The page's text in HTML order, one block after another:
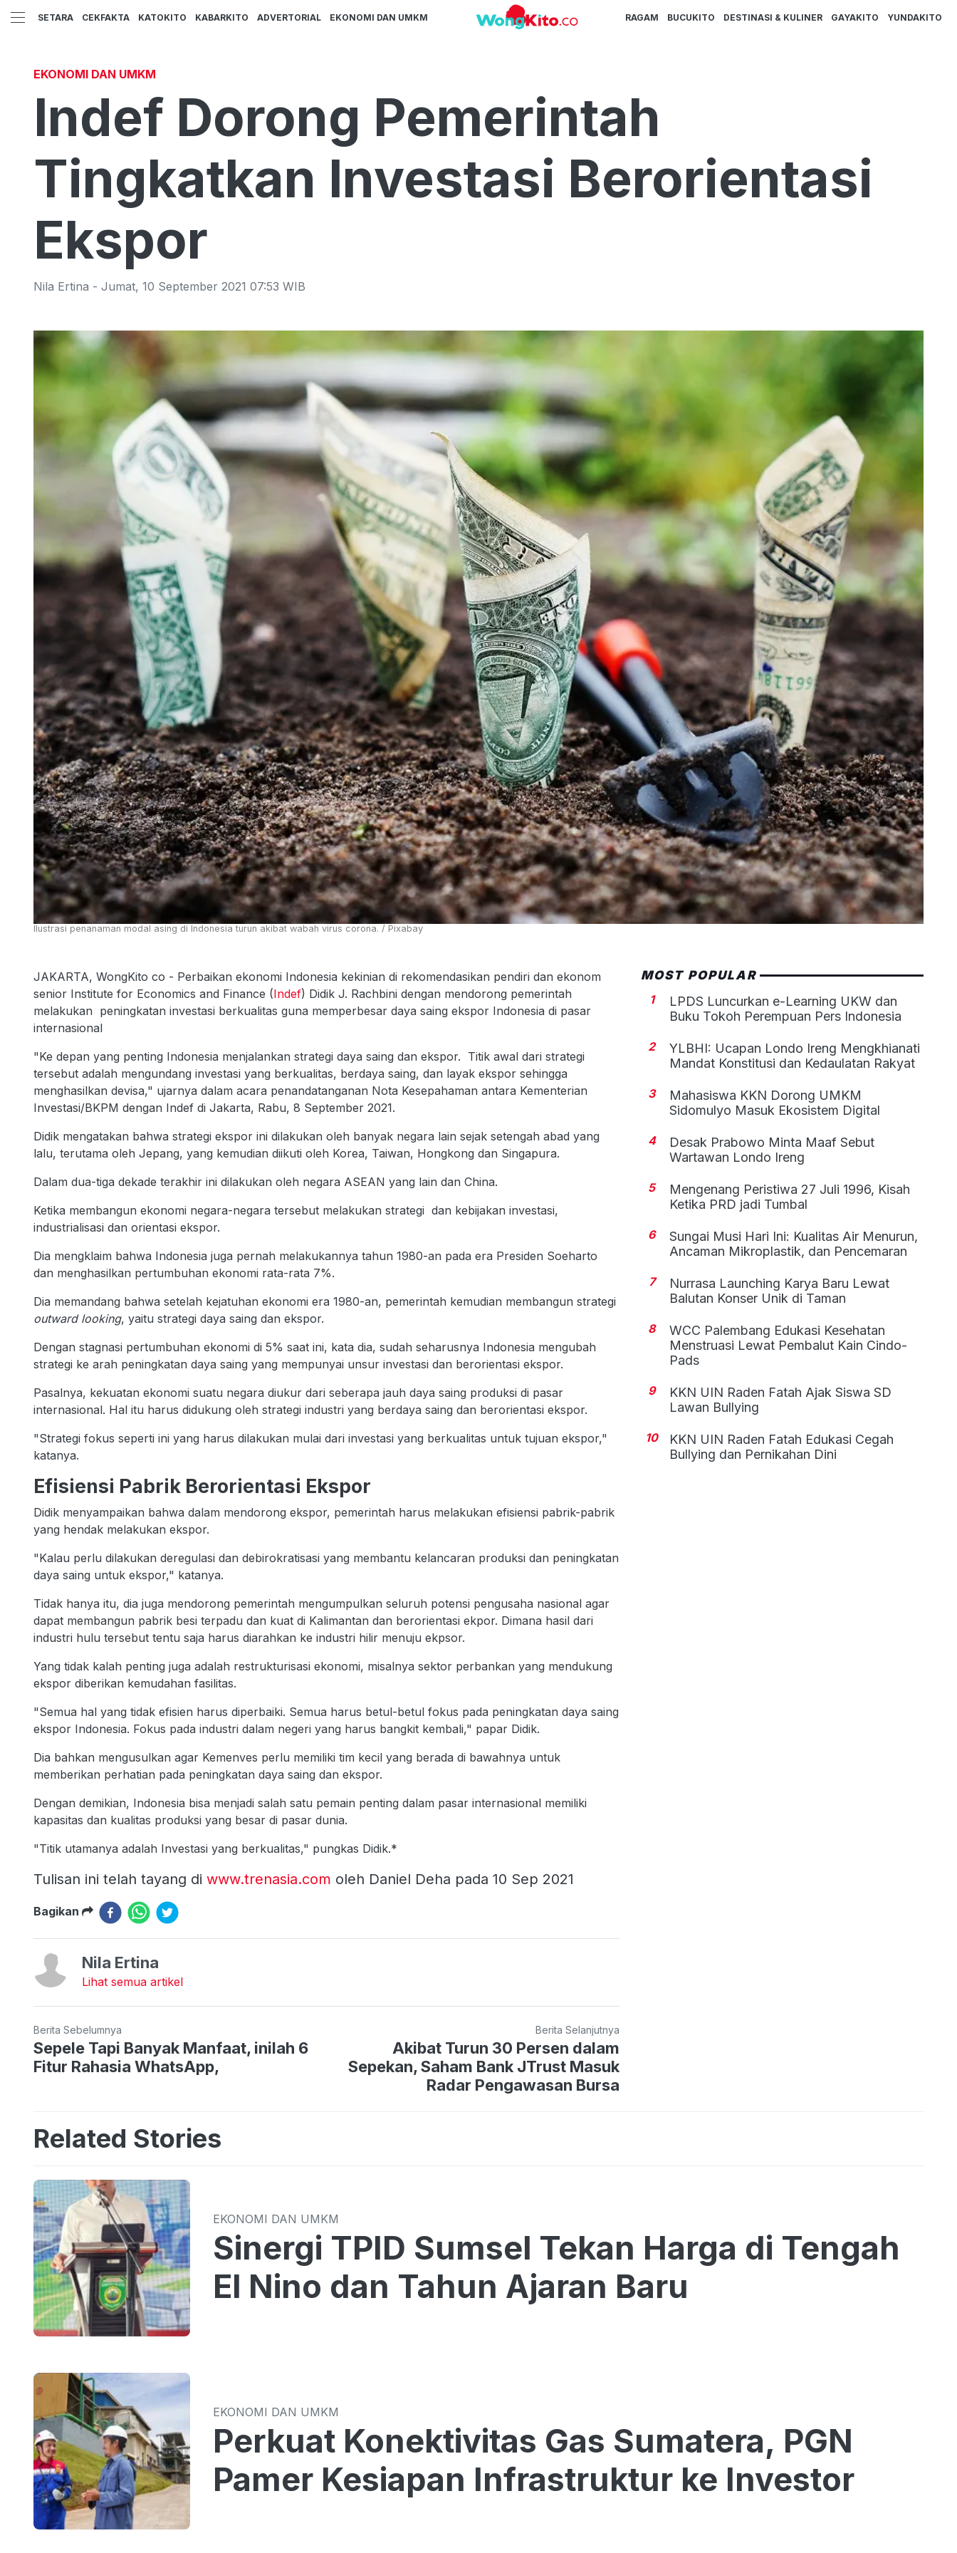
SETARA CEKFAKTA KATOKITO KABARKITO ADVERTORIAL EKONOMI DAN UMKM RAGAM BUCUKITO DESTINASI & KULINER GAYAKITO YUNDAKITO
EKONOMI DAN UMKM
Indef Dorong Pemerintah
Tingkatkan Investasi Berorientasi
Ekspor
Nila Ertina - Jumat, 10 September 2021 07:53 WIB
Ilustrasi penanaman modal asing di Indonesia turun akibat wabah virus corona. / Pixabay
JAKARTA, WongKito co - Perbaikan ekonomi Indonesia kekinian di rekomendasikan pendiri dan ekonom
senior Institute for Economics and Finance (Indef) Didik J. Rachbini dengan mendorong pemerintah
melakukan peningkatan investasi berkualitas guna memperbesar daya saing ekspor Indonesia di pasar
internasional
"Ke depan yang penting Indonesia menjalankan strategi daya saing dan ekspor. Titik awal dari strategi
tersebut adalah mengundang investasi yang berkualitas, berdaya saing, dan layak ekspor sehingga
menghasilkan devisa," ujarnya dalam acara penandatanganan Nota Kesepahaman antara Kementerian
Investasi/BKPM dengan Indef di Jakarta, Rabu, 8 September 2021.
Didik mengatakan bahwa strategi ekspor ini dilakukan oleh banyak negara lain sejak setengah abad yang
lalu, terutama oleh Jepang, yang kemudian diikuti oleh Korea, Taiwan, Hongkong dan Singapura.
Dalam dua-tiga dekade terakhir ini dilakukan oleh negara ASEAN yang lain dan China.
Ketika membangun ekonomi negara-negara tersebut melakukan strategi dan kebijakan investasi,
industrialisasi dan orientasi ekspor.
Dia mengklaim bahwa Indonesia juga pernah melakukannya tahun 1980-an pada era Presiden Soeharto
dan menghasilkan pertumbuhan ekonomi rata-rata 7%.
Dia memandang bahwa setelah kejatuhan ekonomi era 1980-an, pemerintah kemudian membangun strategi
outward looking, yaitu strategi daya saing dan ekspor.
Dengan stagnasi pertumbuhan ekonomi di 5% saat ini, kata dia, sudah seharusnya Indonesia mengubah
strategi ke arah peningkatan daya saing yang mempunyai unsur investasi dan berorientasi ekspor.
Pasalnya, kekuatan ekonomi suatu negara diukur dari seberapa jauh daya saing produksi di pasar
internasional. Hal itu harus didukung oleh strategi industri yang berdaya saing dan berorientasi ekspor.
"Strategi fokus seperti ini yang harus dilakukan mulai dari investasi yang berkualitas untuk tujuan ekspor,"
katanya.
Efisiensi Pabrik Berorientasi Ekspor
Didik menyampaikan bahwa dalam mendorong ekspor, pemerintah harus melakukan efisiensi pabrik-pabrik
yang hendak melakukan ekspor.
"Kalau perlu dilakukan deregulasi dan debirokratisasi yang membantu kelancaran produksi dan peningkatan
daya saing untuk ekspor," katanya.
Tidak hanya itu, dia juga mendorong pemerintah mengumpulkan seluruh potensi pengusaha nasional agar
dapat membangun pabrik besi terpadu dan kuat di Kalimantan dan berorientasi ekpor. Dimana hasil dari
industri hulu tersebut tentu saja harus diarahkan ke industri hilir menuju ekpsor.
Yang tidak kalah penting juga adalah restrukturisasi ekonomi, misalnya sektor perbankan yang mendukung
ekspor diberikan kemudahan fasilitas.
"Semua hal yang tidak efisien harus diperbaiki. Semua harus betul-betul fokus pada peningkatan daya saing
ekspor Indonesia. Fokus pada industri dalam negeri yang harus bangkit kembali," papar Didik.
Dia bahkan mengusulkan agar Kemenves perlu memiliki tim kecil yang berada di bawahnya untuk
memberikan perhatian pada peningkatan daya saing dan ekspor.
Dengan demikian, Indonesia bisa menjadi salah satu pemain penting dalam pasar internasional memiliki
kapasitas dan kualitas produksi yang besar di pasar dunia.
"Titik utamanya adalah Investasi yang berkualitas," pungkas Didik.*
Tulisan ini telah tayang di www.trenasia.com oleh Daniel Deha pada 10 Sep 2021
Bagikan
Nila Ertina
Lihat semua artikel
Berita Sebelumnya
Sepele Tapi Banyak Manfaat, inilah 6
Fitur Rahasia WhatsApp,
Berita Selanjutnya
Akibat Turun 30 Persen dalam
Sepekan, Saham Bank JTrust Masuk
Radar Pengawasan Bursa
MOST POPULAR
1
LPDS Luncurkan e-Learning UKW dan
Buku Tokoh Perempuan Pers Indonesia
2
YLBHI: Ucapan Londo Ireng Mengkhianati
Mandat Konstitusi dan Kedaulatan Rakyat
3
Mahasiswa KKN Dorong UMKM
Sidomulyo Masuk Ekosistem Digital
4
Desak Prabowo Minta Maaf Sebut
Wartawan Londo Ireng
5
Mengenang Peristiwa 27 Juli 1996, Kisah
Ketika PRD jadi Tumbal
6
Sungai Musi Hari Ini: Kualitas Air Menurun,
Ancaman Mikroplastik, dan Pencemaran
7
Nurrasa Launching Karya Baru Lewat
Balutan Konser Unik di Taman
8
WCC Palembang Edukasi Kesehatan
Menstruasi Lewat Pembalut Kain Cindo-
Pads
9
KKN UIN Raden Fatah Ajak Siswa SD
Lawan Bullying
10
KKN UIN Raden Fatah Edukasi Cegah
Bullying dan Pernikahan Dini
Related Stories
EKONOMI DAN UMKM
Sinergi TPID Sumsel Tekan Harga di Tengah
El Nino dan Tahun Ajaran Baru
EKONOMI DAN UMKM
Perkuat Konektivitas Gas Sumatera, PGN
Pamer Kesiapan Infrastruktur ke Investor